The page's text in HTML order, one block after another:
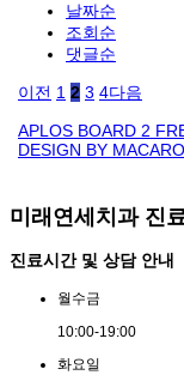
날짜순
조회순
댓글순
이전 1 2 3 4다음
APLOS BOARD 2
DESIGN BY
미래연세치과 진
진료시간 및 상담 안내
월 수금
10:00-19:00
화요일